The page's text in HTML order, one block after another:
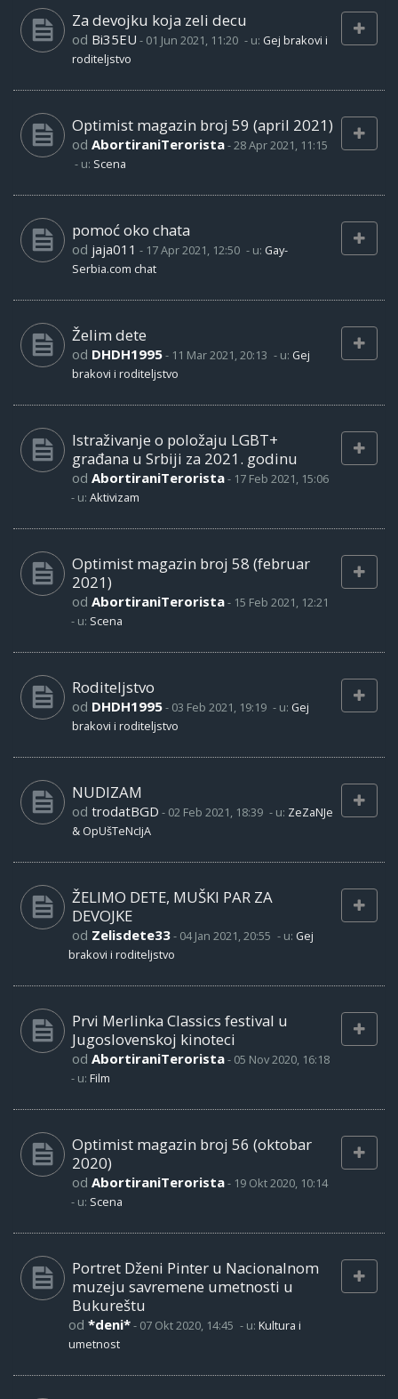
Za devojku koja zeli decu
od Bi35EU - 01 Jun 2021, 11:20 - u: Gej brakovi i
roditeljstvo
Optimist magazin broj 59 (april 2021)
od AbortiraniTerorista-28 Apr 2021, 11:15
- u: Scena
pomoć oko chata
od jaja011 - 17 Apr 2021, 12:50 - u: Gay-
Serbia.com chat
Želim dete
od DHDH1995- 11 Mar 2021, 20:13 - u: Gej
brakovi i roditeljstvo
Istraživanje o položaju LGBT+
građana u Srbiji za 2021. godinu
od AbortiraniTerorista- 17 Feb 2021, 15:06
- u: Aktivizam
Optimist magazin broj 58 (februar
2021)
od AbortiraniTerorista- 15 Feb 2021, 12:21
- u: Scena
Roditeljstvo
od DHDH1995- 03 Feb 2021, 19:19 - u: Gej
brakovi i roditeljstvo
NUDIZAM
od trodatBGD - 02 Feb 2021, 18:39 - u: ZeZaNJe
& OpUšTeNcIjA
ŽELIMO DETE, MUŠKI PAR ZA
DEVOJKE
od Zelisdete33- 04 Jan 2021, 20:55 - u: Gej
brakovi i roditeljstvo
Prvi Merlinka Classics festival u
Jugoslovenskoj kinoteci
od AbortiraniTerorista- 05 Nov 2020, 16:18
- u: Film
Optimist magazin broj 56 (oktobar
2020)
od AbortiraniTerorista- 19 Okt 2020, 10:14
- u: Scena
Portret Dženi Pinter u Nacionalnom
muzeju savremene umetnosti u
Bukureštu
od *deni*- 07 Okt 2020, 14:45 - u: Kultura i
umetnost